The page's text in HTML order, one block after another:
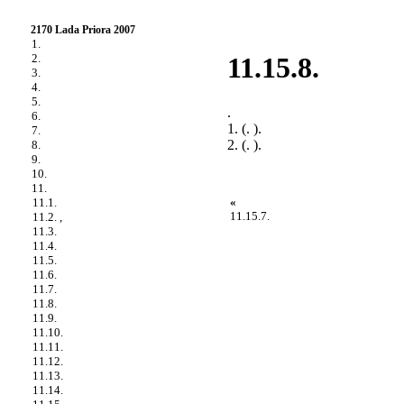
2170 Lada Priora 2007
1.
2.
3.
4.
5.
6.
7.
8.
9.
10.
11.
11.1.
11.2. ,
11.3.
11.4.
11.5.
11.6.
11.7.
11.8.
11.9.
11.10.
11.11.
11.12.
11.13.
11.14.
11.15.8.
.
1. (. ).
2. (. ).
«
11.15.7.